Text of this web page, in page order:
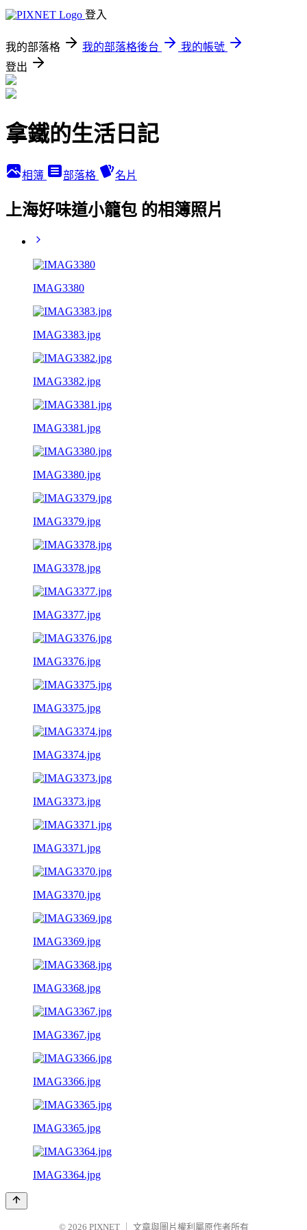
登入
我的部落格 我的部落格後台
我的帳號
登出
拿鐵的生活日記
相簿 部落格 名片
上海好味道小籠包 的相簿照片
IMAG3380
IMAG3383.jpg
IMAG3382.jpg
IMAG3381.jpg
IMAG3380.jpg
IMAG3379.jpg
IMAG3378.jpg
IMAG3377.jpg
IMAG3376.jpg
IMAG3375.jpg
IMAG3374.jpg
IMAG3373.jpg
IMAG3371.jpg
IMAG3370.jpg
IMAG3369.jpg
IMAG3368.jpg
IMAG3367.jpg
IMAG3366.jpg
IMAG3365.jpg
IMAG3364.jpg
© 2026 PIXNET 文章與圖片權利屬原作者所有